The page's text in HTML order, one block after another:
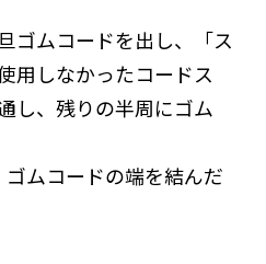
ゴムコードを出し、「ス
用しなかったコードス
し、残りの半周にゴム
ムコードの端を結んだ